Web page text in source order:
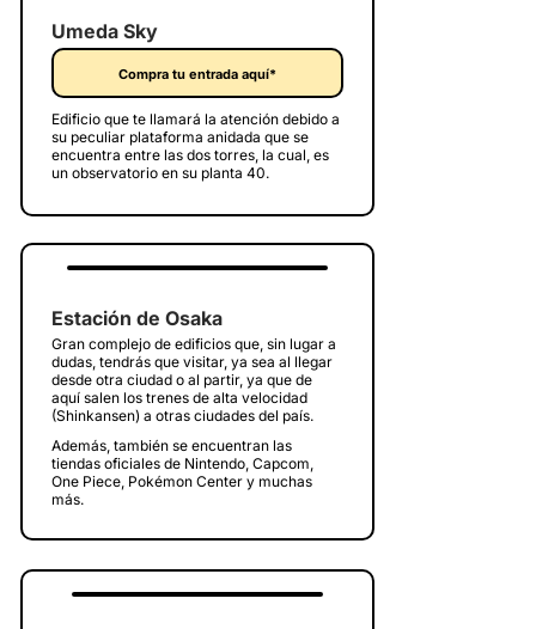
Umeda Sky
Compra tu entrada aquí*
Edificio que te llamará la atención debido a
su peculiar plataforma anidada que se
encuentra entre las dos torres, la cual, es
un observatorio en su planta 40.
Estación de Osaka
Gran complejo de edificios que, sin lugar a
dudas, tendrás que visitar, ya sea al llegar
desde otra ciudad o al partir, ya que de
aquí salen los trenes de alta velocidad
(Shinkansen) a otras ciudades del país.
Además, también se encuentran las
tiendas oficiales de Nintendo, Capcom,
One Piece, Pokémon Center y muchas
más.